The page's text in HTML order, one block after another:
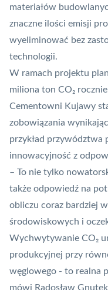
materiałów
znaczne ilości emisji
wyeliminować bez
technologii.
W ramach projektu
miliona ton CO₂
Cementowni Kujawy
zobowiązania
przykład przywództwa
innowacyjność z
– To nie tylko
także odpowiedź na
obliczu coraz bardziej
środowiskowych i
Wychwytywanie CO₂
produkcyjnej przy
węglowego - to realna
mówi Radosław